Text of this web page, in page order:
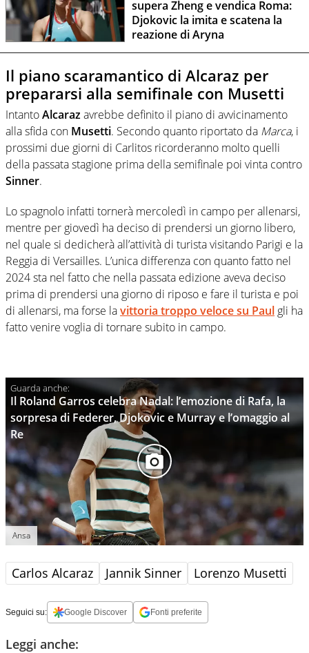
supera Zheng e vendica Roma:
Djokovic la imita e scatena la
reazione di Aryna
Il piano scaramantico di Alcaraz per
prepararsi alla semifinale con Musetti
IntantoAlcarazavrebbe definito il piano di avvicinamento
alla sfida con Musetti. Secondo quanto riportato da Marca, i
prossimi due giorni di Carlitos ricorderanno molto quelli
della passata stagione prima della semifinale poi vinta contro
Sinner.
Lo spagnolo infatti tornerà mercoledì in campo per allenarsi,
mentre per giovedì ha deciso di prendersi un giorno libero,
nel quale si dedicherà all’attività di turista visitando Parigi e la
Reggia di Versailles. L’unica differenza con quanto fatto nel
2024 sta nel fatto che nella passata edizione aveva deciso
prima di prendersi una giorno di riposo e fare il turista e poi
di allenarsi, ma forse lavittoria troppo veloce su Paul gli ha
fatto venire voglia di tornare subito in campo.
Il Roland Garros celebra Nadal: l’emozione di Rafa, la
sorpresa di Federer, Djokovic e Murray e l’omaggio al
Re
Ansa
Carlos Alcaraz Jannik Sinner Lorenzo Musetti
Seguici su: Google Discover Fonti preferite
Leggi anche: